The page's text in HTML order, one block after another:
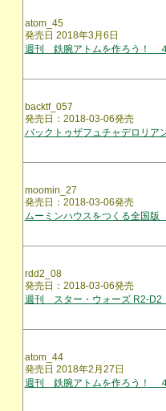
atom_45
発売日 2018年3月6日
週刊 鉄腕アトムを作ろう！
backtf_057
発売日：2018-03-06発売
バックトゥザフュチャデロリ
moomin_27
発売日：2018-03-06発売
ムーミンハウスをつくる全国
rdd2_08
発売日：2018-03-06発売
週刊 スター・ウォーズ R2-
atom_44
発売日 2018年2月27日
週刊 鉄腕アトムを作ろう！